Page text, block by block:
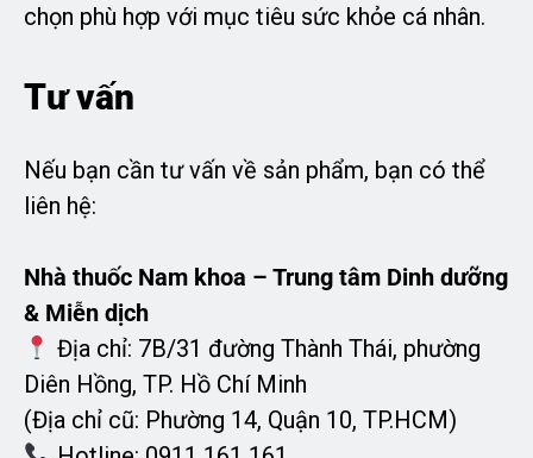
chọn phù hợp với mục tiêu sức khỏe cá nhân.
Tư vấn
Nếu bạn cần tư vấn về sản phẩm, bạn có thể
liên hệ:
Nhà thuốc Nam khoa – Trung tâm Dinh dưỡng
& Miễn dịch
Địa chỉ: 7B/31 đường Thành Thái, phường
Diên Hồng, TP. Hồ Chí Minh
(Địa chỉ cũ: Phường 14, Quận 10, TP.HCM)